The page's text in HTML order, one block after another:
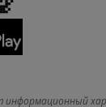
информационный